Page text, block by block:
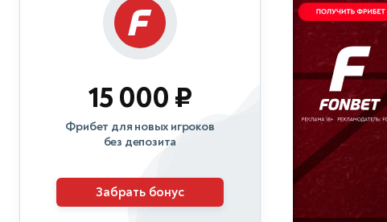
15 000 ₽
Фрибет для новых игроков
без депозита
Забрать бонус